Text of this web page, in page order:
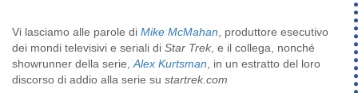
Vi lasciamo alle parole di Mike McMahan , produttore esecutivo
dei mondi televisivi e seriali di Star Trek, e il collega, nonché
showrunner della serie, Alex Kurtsman , in un estratto del loro
discorso di addio alla serie su startrek.com